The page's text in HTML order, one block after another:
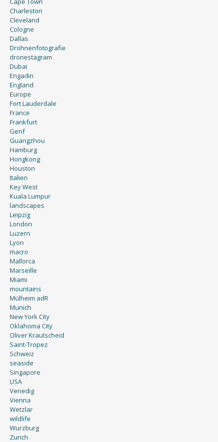
Charleston
Cleveland
Cologne
Dallas
Drohnenfotografie
dronestagram
Dubai
Engadin
England
Europe
Fort Lauderdale
France
Frankfurt
Genf
Guangzhou
Hamburg
Hongkong
Houston
Italien
Key West
Kuala Lumpur
landscapes
Leipzig
London
Luzern
Lyon
macro
Mallorca
Marseille
Miami
mountains
Mülheim adR
Munich
New York City
Oklahoma City
Oliver Krautscheid
Saint-Tropez
Schweiz
seaside
Singapore
USA
Venedig
Vienna
Wetzlar
wildlife
Wurzburg
Zurich